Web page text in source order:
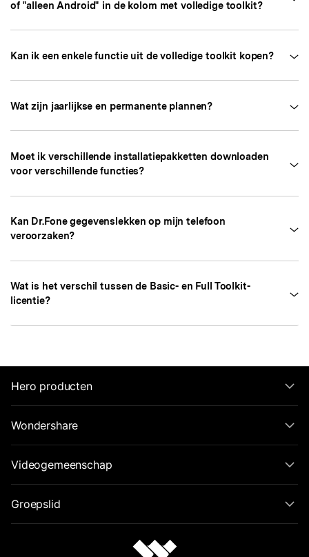
of "alleen Android" in de kolom met volledige toolkit?
Kan ik een enkele functie uit de volledige toolkit kopen?
Wat zijn jaarlijkse en permanente plannen?
Moet ik verschillende installatiepakketten downloaden
voor verschillende functies?
Kan Dr.Fone gegevenslekken op mijn telefoon
veroorzaken?
Wat is het verschil tussen de Basic- en Full Toolkit-
licentie?
Hero producten
Wondershare
Videogemeenschap
Groepslid